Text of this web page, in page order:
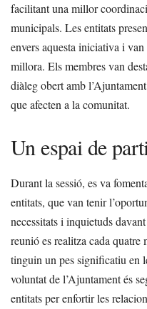
facilitant una millor
municipals. Les entitats
envers aquesta iniciativa i
millora. Els membres van
diàleg obert amb
que afecten a la comunitat.
Un espai de
Durant la sessió, es va
entitats, que van tenir
necessitats i inquietuds
reunió es realitza cada quatre
tinguin un pes significatiu en
voluntat de l’Ajuntament és
entitats per enfortir les